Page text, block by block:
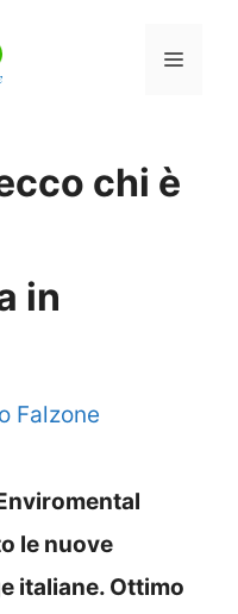
Menu
chi è
in
Falzone
le nuove
italiane. Ottimo